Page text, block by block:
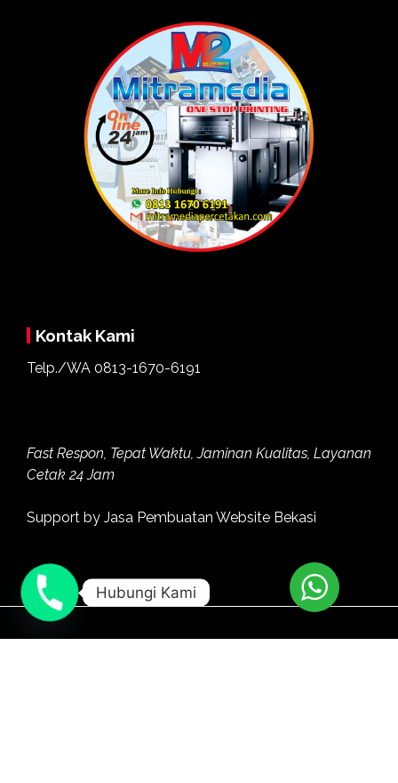
Kontak Kami
Telp./WA 0813-1670-6191
Fast Respon, Tepat Waktu, Jaminan Kualitas, Layanan
Cetak 24 Jam
Support by Jasa Pembuatan Website Bekasi
Hubungi Kami